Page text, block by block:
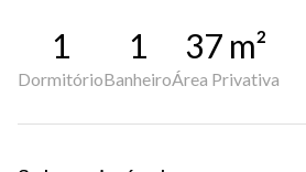
1
Dormitório
1
Banheiro
37 m²
Área Privativa